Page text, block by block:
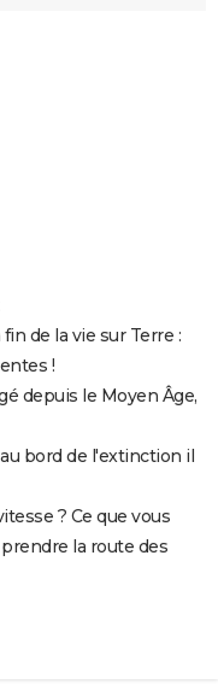
de la vie sur Terre :
!
depuis le Moyen Âge,
bord de l'extinction il
? Ce que vous
la route des